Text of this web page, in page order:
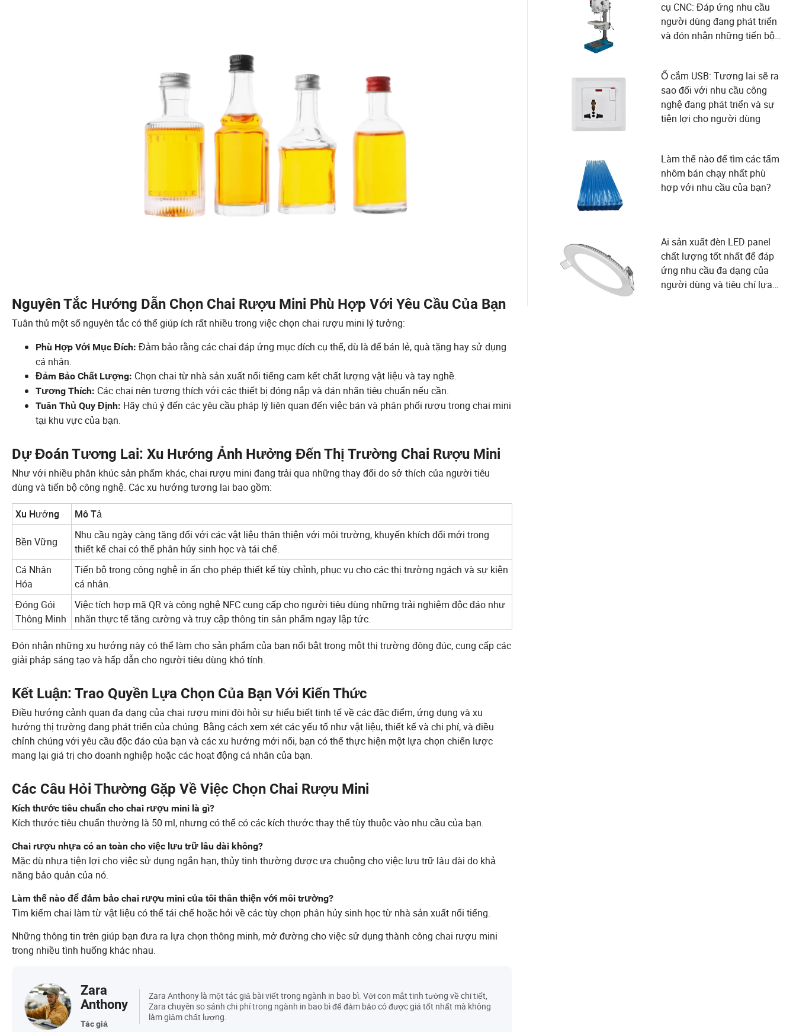
Nguyên Tắc Hướng Dẫn Chọn Chai Rượu Mini Phù Hợp Với Yêu Cầu Của Bạn
Tuân thủ một số nguyên tắc có thể giúp ích rất nhiều trong việc chọn chai rượu mini lý tưởng:
Phù Hợp Với Mục Đích: Đảm bảo rằng các chai đáp ứng mục đích cụ thể, dù là để bán lẻ, quà tặng hay sử dụng
cá nhân.
Đảm Bảo Chất Lượng: Chọn chai từ nhà sản xuất nổi tiếng cam kết chất lượng vật liệu và tay nghề.
Tương Thích: Các chai nên tương thích với các thiết bị đóng nắp và dán nhãn tiêu chuẩn nếu cần.
Tuân Thủ Quy Định: Hãy chú ý đến các yêu cầu pháp lý liên quan đến việc bán và phân phối rượu trong chai mini
tại khu vực của bạn.
Dự Đoán Tương Lai: Xu Hướng Ảnh Hưởng Đến Thị Trường Chai Rượu Mini
Như với nhiều phân khúc sản phẩm khác, chai rượu mini đang trải qua những thay đổi do sở thích của người tiêu
dùng và tiến bộ công nghệ. Các xu hướng tương lai bao gồm:
Xu Hướng Mô Tả
Bền Vững
Nhu cầu ngày càng tăng đối với các vật liệu thân thiện với môi trường, khuyến khích đổi mới trong
thiết kế chai có thể phân hủy sinh học và tái chế.
Cá Nhân
Hóa
Tiến bộ trong công nghệ in ấn cho phép thiết kế tùy chỉnh, phục vụ cho các thị trường ngách và sự kiện
cá nhân.
Đóng Gói
Thông Minh
Việc tích hợp mã QR và công nghệ NFC cung cấp cho người tiêu dùng những trải nghiệm độc đáo như
nhãn thực tế tăng cường và truy cập thông tin sản phẩm ngay lập tức.
Đón nhận những xu hướng này có thể làm cho sản phẩm của bạn nổi bật trong một thị trường đông đúc, cung cấp các
giải pháp sáng tạo và hấp dẫn cho người tiêu dùng khó tính.
Kết Luận: Trao Quyền Lựa Chọn Của Bạn Với Kiến Thức
Điều hướng cảnh quan đa dạng của chai rượu mini đòi hỏi sự hiểu biết tinh tế về các đặc điểm, ứng dụng và xu
hướng thị trường đang phát triển của chúng. Bằng cách xem xét các yếu tố như vật liệu, thiết kế và chi phí, và điều
chỉnh chúng với yêu cầu độc đáo của bạn và các xu hướng mới nổi, bạn có thể thực hiện một lựa chọn chiến lược
mang lại giá trị cho doanh nghiệp hoặc các hoạt động cá nhân của bạn.
Các Câu Hỏi Thường Gặp Về Việc Chọn Chai Rượu Mini
Kích thước tiêu chuẩn cho chai rượu mini là gì?
Kích thước tiêu chuẩn thường là 50 ml, nhưng có thể có các kích thước thay thế tùy thuộc vào nhu cầu của bạn.
Chai rượu nhựa có an toàn cho việc lưu trữ lâu dài không?
Mặc dù nhựa tiện lợi cho việc sử dụng ngắn hạn, thủy tinh thường được ưa chuộng cho việc lưu trữ lâu dài do khả
năng bảo quản của nó.
Làm thế nào để đảm bảo chai rượu mini của tôi thân thiện với môi trường?
Tìm kiếm chai làm từ vật liệu có thể tái chế hoặc hỏi về các tùy chọn phân hủy sinh học từ nhà sản xuất nổi tiếng.
Những thông tin trên giúp bạn đưa ra lựa chọn thông minh, mở đường cho việc sử dụng thành công chai rượu mini
trong nhiều tình huống khác nhau.
Zara
Anthony
Tác giả
Zara Anthony là một tác giả bài viết trong ngành in bao bì. Với con mắt tinh tường về chi tiết,
Zara chuyên so sánh chi phí trong ngành in bao bì để đảm bảo có được giá tốt nhất mà không
làm giảm chất lượng.
cụ CNC: Đáp ứng nhu cầu
người dùng đang phát triển
và đón nhận những tiến bộ
Ổ cắm USB: Tương lai sẽ ra
sao đối với nhu cầu công
nghệ đang phát triển và sự
tiện lợi cho người dùng
Làm thế nào để tìm các tấm
nhôm bán chạy nhất phù
hợp với nhu cầu của bạn?
Ai sản xuất đèn LED panel
chất lượng tốt nhất để đáp
ứng nhu cầu đa dạng của
người dùng và tiêu chí lựa